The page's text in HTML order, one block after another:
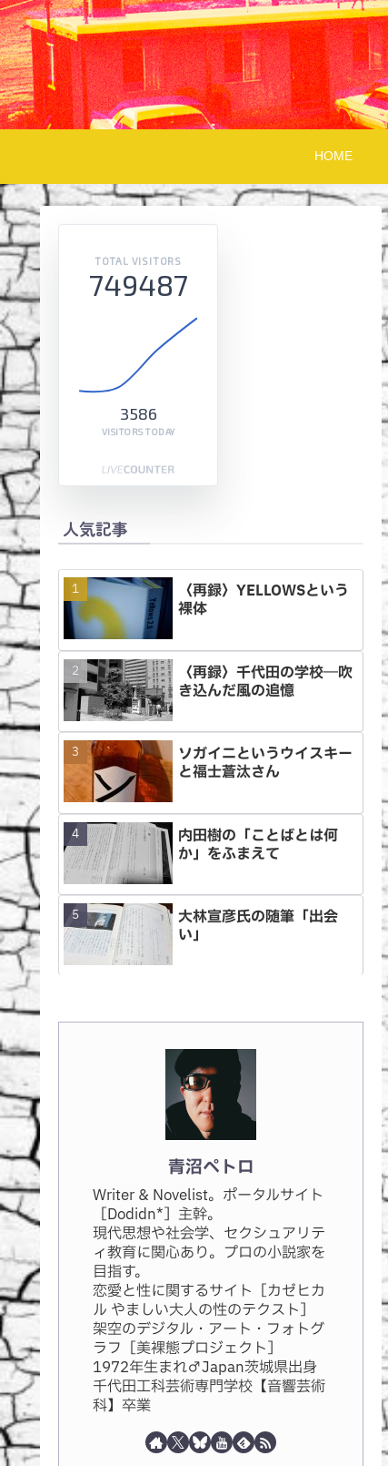
HOME
TOTAL VISITORS
749487
3586
VISITORS TODAY
人気記事
〈再録〉YELLOWSという
裸体
〈再録〉千代田の学校―吹
き込んだ風の追憶
ソガイニというウイスキー
と福士蒼汰さん
内田樹の「ことばとは何
か」をふまえて
大林宣彦氏の随筆「出会
い」
青沼ペトロ
Writer & Novelist。ポータルサイト
［Dodidn*］主幹。
現代思想や社会学、セクシュアリテ
ィ教育に関心あり。プロの小説家を
目指す。
恋愛と性に関するサイト［カゼヒカ
ル やましい大人の性のテクスト］
架空のデジタル・アート・フォトグ
ラフ［美裸態プロジェクト］
1972年生まれ♂Japan茨城県出身
千代田工科芸術専門学校【音響芸術
科】卒業